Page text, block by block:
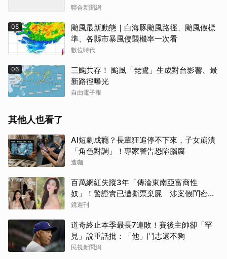
聯合新聞網
05
颱風最新動態｜白海豚颱風路徑、颱風假標
準、各縣市暴風侵襲機率一次看
數位時代
06
三颱共存！ 颱風「琵鷺」生成對台影響、最
新路徑曝光
自由電子報
其他人也看了
AI短劇成癮？長輩狂追停不下來，子女崩潰
「角色對調」！專家警告恐陷腦腐
造咖
百萬網紅失蹤3年「傳淪東南亞富商性
奴」！警證實已遭撕票棄屍 涉案假閨密近
況曝光
鏡週刊
道奇終止本季最長7連敗！賽後主帥卻「罕
見」說重話批：「他」鬥志還不夠
民視新聞網